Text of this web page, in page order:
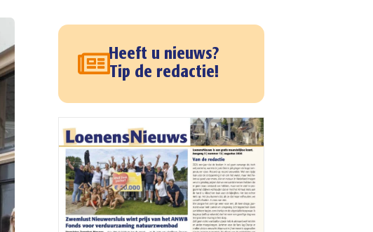
Heeft u nieuws?
Tip de redactie!